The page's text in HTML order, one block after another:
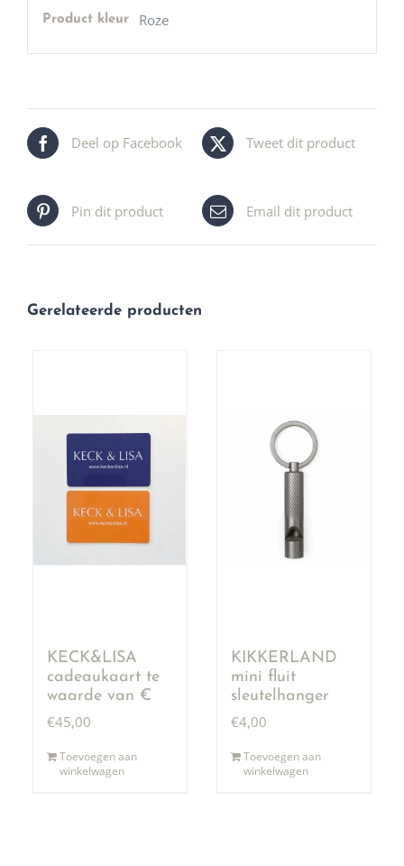
Product kleur Roze
Deel op Facebook Tweet dit product
Pin dit product Email dit product
Gerelateerde producten
KECK&LISA
cadeaukaart te
waarde van €
50,00
€45,00
Toevoegen aan
winkelwagen
KIKKERLAND
mini fluit
sleutelhanger
€4,00
Toevoegen aan
winkelwagen